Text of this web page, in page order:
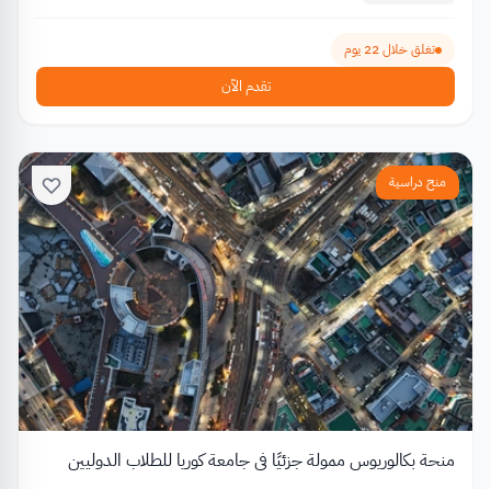
تغلق خلال 22 يوم
تقدم الآن
منح دراسية
منحة بكالوريوس ممولة جزئيًا في جامعة كوريا للطلاب الدوليين